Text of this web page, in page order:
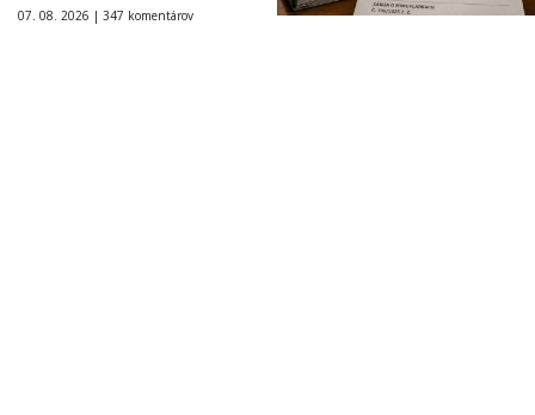
07. 08. 2026 | 347 komentárov